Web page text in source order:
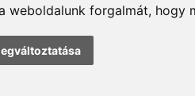
weboldalunk forgalmát, hogy